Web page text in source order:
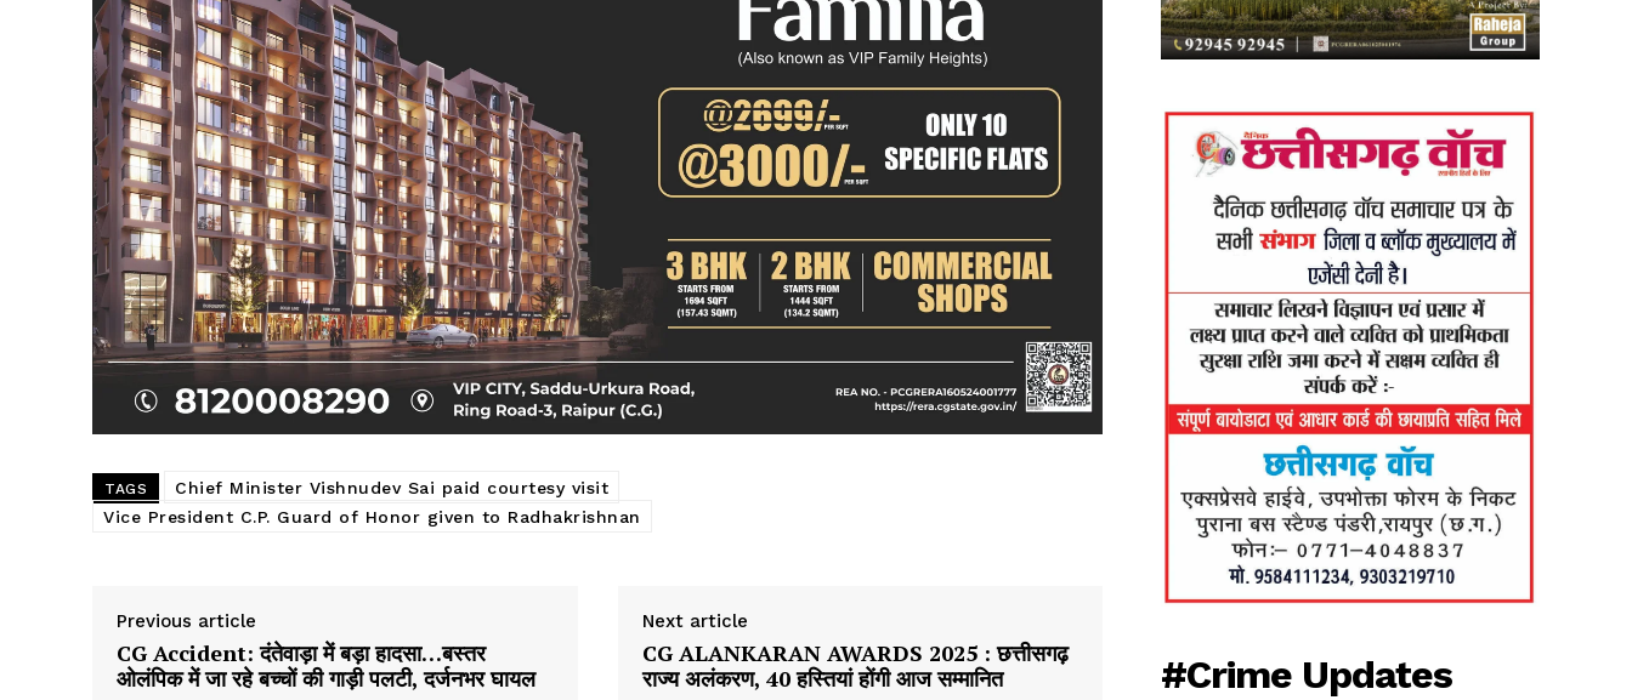
TAGS
Chief Minister Vishnudev Sai paid courtesy visit
Vice President C.P. Guard of Honor given to Radhakrishnan
Previous article
CG Accident: दंतेवाड़ा में बड़ा हादसा…बस्तर
ओलंपिक में जा रहे बच्चों की गाड़ी पलटी, दर्जनभर घायल
Next article
CG ALANKARAN AWARDS 2025 : छत्तीसगढ़
राज्य अलंकरण, 40 हस्तियां होंगी आज सम्मानित
#Crime Updates